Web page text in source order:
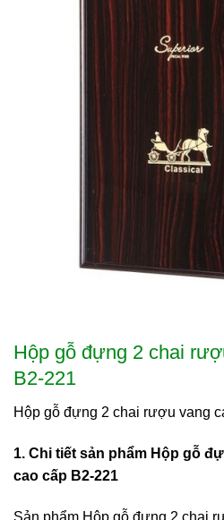
Hộp gỗ đựng 2 chai
B2-221
Hộp gỗ đựng 2 chai rượu vang
1. Chi tiết sản phẩm Hộp gỗ
cao cấp B2-221
Sản phẩm Hộp gỗ đựng 2 chai